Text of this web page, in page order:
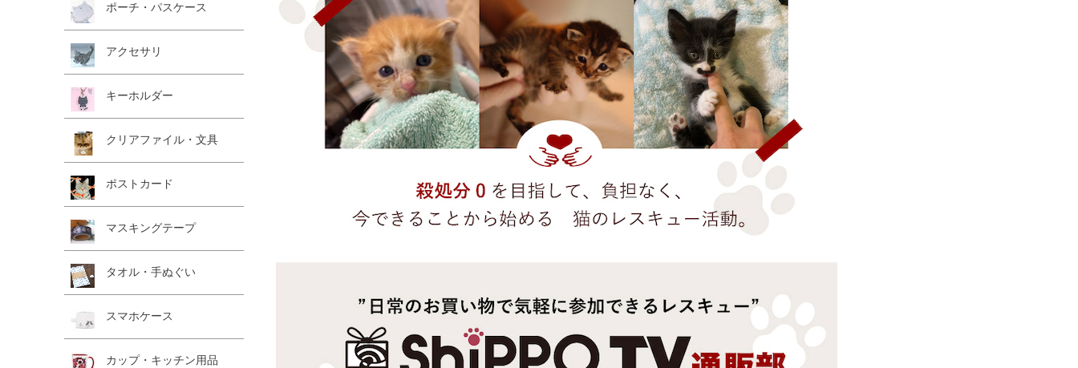
ポーチ・パスケース
アクセサリ
キーホルダー
クリアファイル・文具
ポストカード
マスキングテープ
タオル・手ぬぐい
スマホケース
カップ・キッチン用品